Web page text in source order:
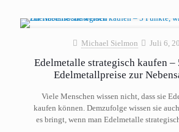
Michael Sielmon Juli 6,
Edelmetalle strategisch kaufen –
Edelmetallpreise zur
Viele Menschen wissen nicht, dass sie
kaufen können. Demzufolge wissen sie
es bringt, wenn man Edelmetalle